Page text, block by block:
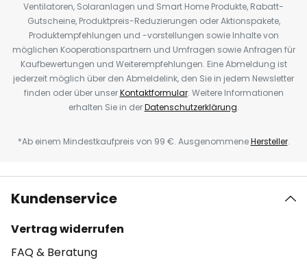
Ventilatoren, Solaranlagen und Smart Home Produkte, Rabatt-
Gutscheine, Produktpreis-Reduzierungen oder Aktionspakete,
Produktempfehlungen und -vorstellungen sowie Inhalte von
möglichen Kooperationspartnern und Umfragen sowie Anfragen für
Kaufbewertungen und Weiterempfehlungen. Eine Abmeldung ist
jederzeit möglich über den Abmeldelink, den Sie in jedem Newsletter
finden oder über unserKontaktformular. Weitere Informationen
erhalten Sie in derDatenschutzerklärung.
*Ab einem Mindestkaufpreis von 99 €. AusgenommeneHersteller.
Kundenservice
Vertrag widerrufen
FAQ & Beratung